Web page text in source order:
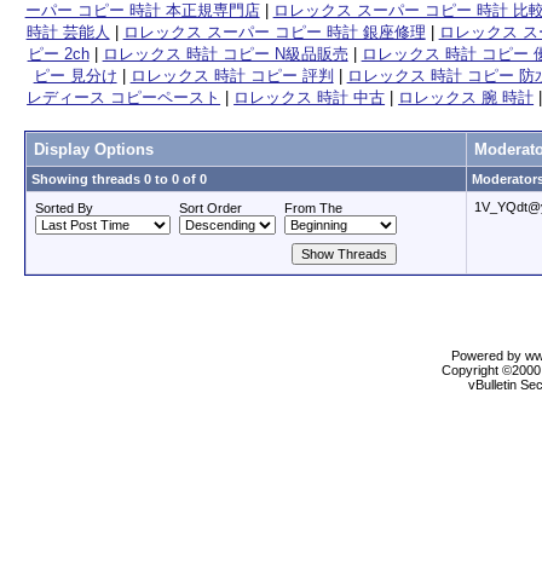
ーパー コピー 時計 本正規専門店|
ロレックス スーパー コピー 時計 比
時計 芸能人
ロレックス スーパー コピー 時計 銀座修理
ロレックス
ピー 2ch| ロレックス 時計 コピー N級品販売
ロレックス 時計 コピー
ピー 見分け
ロレックス 時計 コピー 評判
ロレックス 時計 コピー 防
レディース コピーペースト
ロレックス 時計 中古 ロレックス 腕 時計
Display Options
Showing threads 0 to 0 of 0
Sorted By
Sort Order From The
Powered by
Copyright
vBulletin